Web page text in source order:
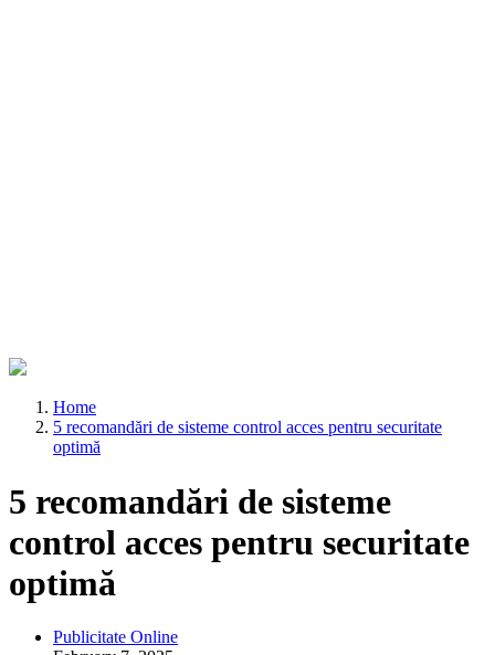
Home
5 recomandări de sisteme control acces pentru securitate
optimă
5 recomandări de sisteme
control acces pentru securitate
optimă
Publicitate Online